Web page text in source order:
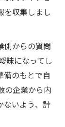
を収集しまし
側からの質問
昧になってし
備のもとで自
の企業から内
ないよう、計